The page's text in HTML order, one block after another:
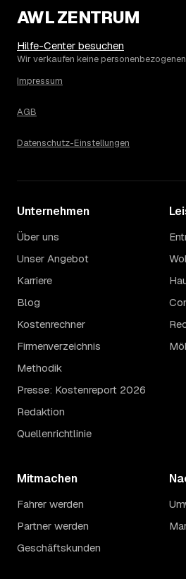
Die Spanne ergibt sich vor allem
eher am unteren Ende, eine voll
Etage ohne Aufzug oder viel
Sondermüllanteil verschieben den
kostenlosen Einschätzung.
AWL ZENTRUM
Hilfe-Center besuchen
Wir verkaufen keine
Impressum
AGB
Datenschutz-Einstellungen
Unternehmen
Über uns
Unser Angebot
Karriere
Blog
Kostenrechner
Firmenverzeichnis
Methodik
Presse: Kostenreport 2026
Redaktion
Quellenrichtlinie
Mitmachen
Fahrer werden
Partner werden
Geschäftskunden